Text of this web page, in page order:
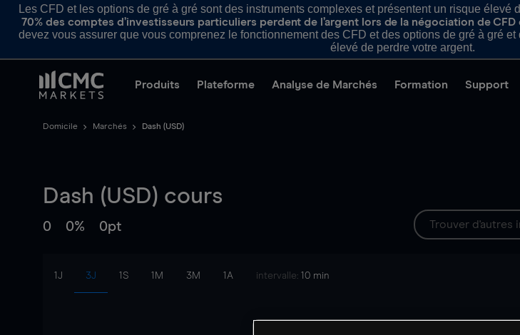
Les CFD et les options de gré à gré sont des instruments complexes et présentent un risque élevé
70% des comptes d’investisseurs particuliers perdent de l’argent lors de la négociation de
devez vous assurer que vous comprenez le fonctionnement des CFD et des options de gré à gré
élevé de perdre votre argent.
Produits Plateforme Analyse de Marchés Formation Support
Domicile Marchés Dash (USD)
Dash (USD) cours
0 0% 0pt
1J 3J 1S 1M 3M 1A intervalle: 10 min